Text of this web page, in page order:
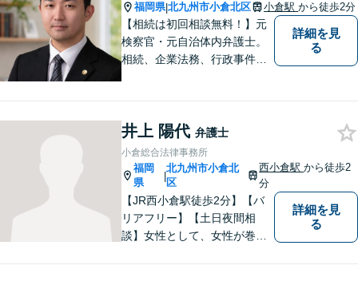
福岡県|北九州市小倉北区 小倉駅 から徒歩2分
【相続は初回相談無料！】元
検察官・元自治体内弁護士。
相続、企業法務、行政事件、
詳細を見
る
井上 陽代 弁護士
小倉総合法律事務所
福岡
県
|
北九州市小倉北
区
西小倉駅から徒歩2
分
【JR西小倉駅徒歩2分】【バ
リアフリー】【土日夜間相
談】女性として、女性が巻き
詳細を見
る